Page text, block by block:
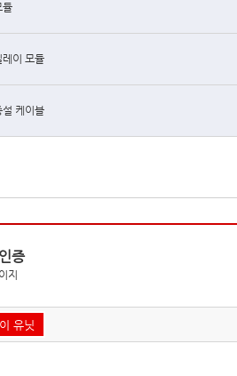
듈
레이 모듈
설 케이블
증
지
유닛